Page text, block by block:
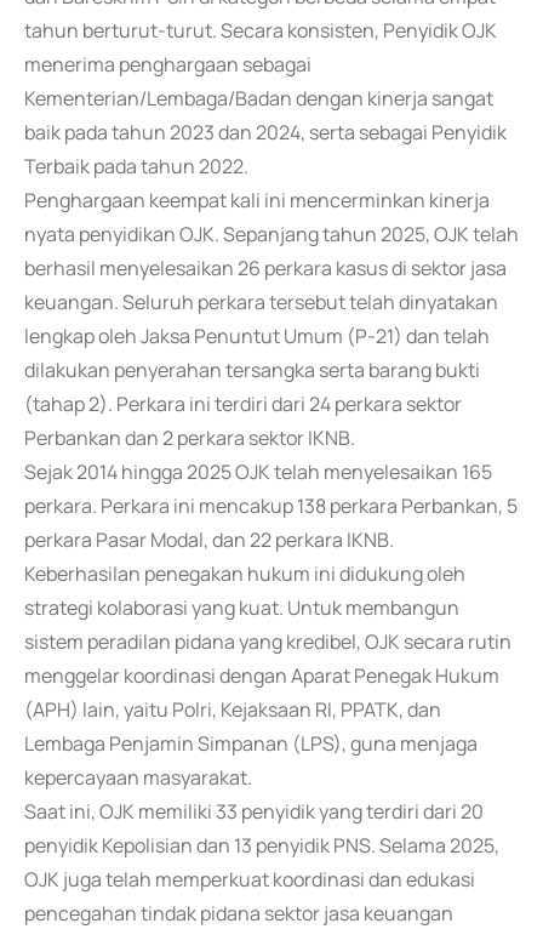
tahun berturut-turut. Secara konsisten, Penyidik OJK
menerima penghargaan sebagai
Kementerian/Lembaga/Badan dengan kinerja sangat
baik pada tahun 2023 dan 2024, serta sebagai Penyidik
Terbaik pada tahun 2022.
Penghargaan keempat kali ini mencerminkan kinerja
nyata penyidikan OJK. Sepanjang tahun 2025, OJK telah
berhasil menyelesaikan 26 perkara kasus di sektor jasa
keuangan. Seluruh perkara tersebut telah dinyatakan
lengkap oleh Jaksa Penuntut Umum (P-21) dan telah
dilakukan penyerahan tersangka serta barang bukti
(tahap 2). Perkara ini terdiri dari 24 perkara sektor
Perbankan dan 2 perkara sektor IKNB.
Sejak 2014 hingga 2025 OJK telah menyelesaikan 165
perkara. Perkara ini mencakup 138 perkara Perbankan, 5
perkara Pasar Modal, dan 22 perkara IKNB.
Keberhasilan penegakan hukum ini didukung oleh
strategi kolaborasi yang kuat. Untuk membangun
sistem peradilan pidana yang kredibel, OJK secara rutin
menggelar koordinasi dengan Aparat Penegak Hukum
(APH) lain, yaitu Polri, Kejaksaan RI, PPATK, dan
Lembaga Penjamin Simpanan (LPS), guna menjaga
kepercayaan masyarakat.
Saat ini, OJK memiliki 33 penyidik yang terdiri dari 20
penyidik Kepolisian dan 13 penyidik PNS. Selama 2025,
OJK juga telah memperkuat koordinasi dan edukasi
pencegahan tindak pidana sektor jasa keuangan